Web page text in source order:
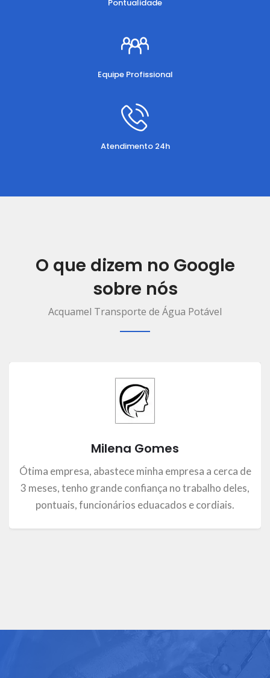
Pontualidade
Equipe Profissional
Atendimento 24h
O que dizem no Google
sobre nós
Acquamel Transporte de Água Potável
Milena Gomes
Ótima empresa, abastece minha empresa a cerca de
3 meses, tenho grande confiança no trabalho deles,
pontuais, funcionários eduacados e cordiais.